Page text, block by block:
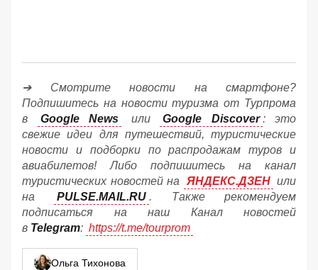
➔ Смотрите новости на смартфоне?
Подпишитесь на новости туризма от Турпрома
в
Google News или Google Discover : это
свежие идеи для путешествий, туристические
новости и подборки по распродажам туров и
авиабилетов! Либо подпишитесь на канал
туристических новостей на
ЯНДЕКС.ДЗЕН или
на
PULSE.MAIL.RU . Также рекомендуем
подписаться на наш Канал новостей
в Telegram: https://t.me/tourprom
Ольга Тихонова